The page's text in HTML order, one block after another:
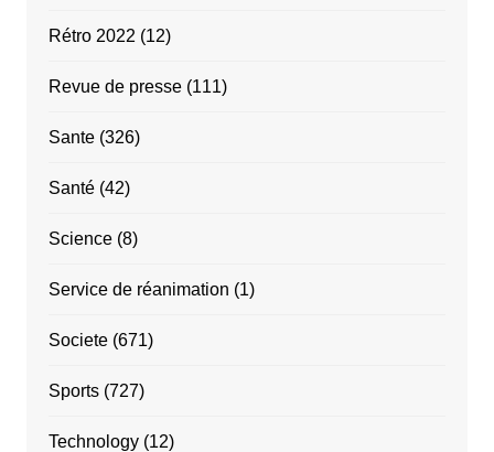
Rétro 2022 (12)
Revue de presse(111)
Sante(326)
Santé(42)
Science(8)
Service de réanimation (1)
Societe(671)
Sports(727)
Technology(12)